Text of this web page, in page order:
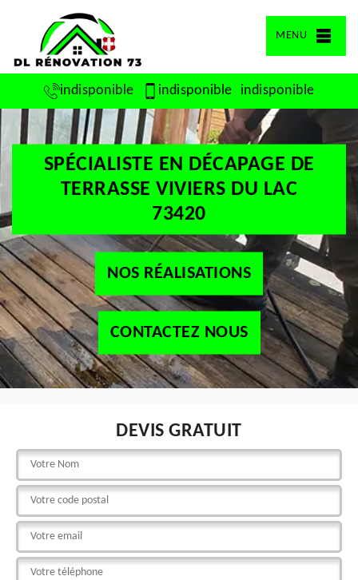
MENU
indisponible indisponible indisponible
SPÉCIALISTE EN DÉCAPAGE DE
TERRASSE VIVIERS DU LAC
73420
NOS RÉALISATIONS
CONTACTEZ NOUS
DEVIS GRATUIT